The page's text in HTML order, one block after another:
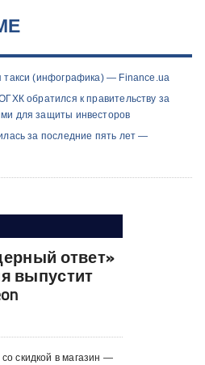
такси (инфографика) — Finance.ua
обратился к правительству за
для защиты инвесторов
за последние пять лет —
ответ»
выпустит
скидкой в ​​магазин —